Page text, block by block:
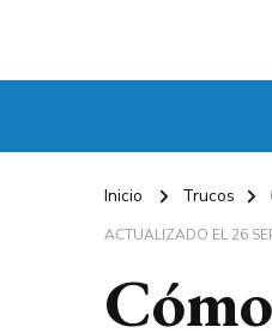
Inicio Trucos
ACTUALIZADO EL26